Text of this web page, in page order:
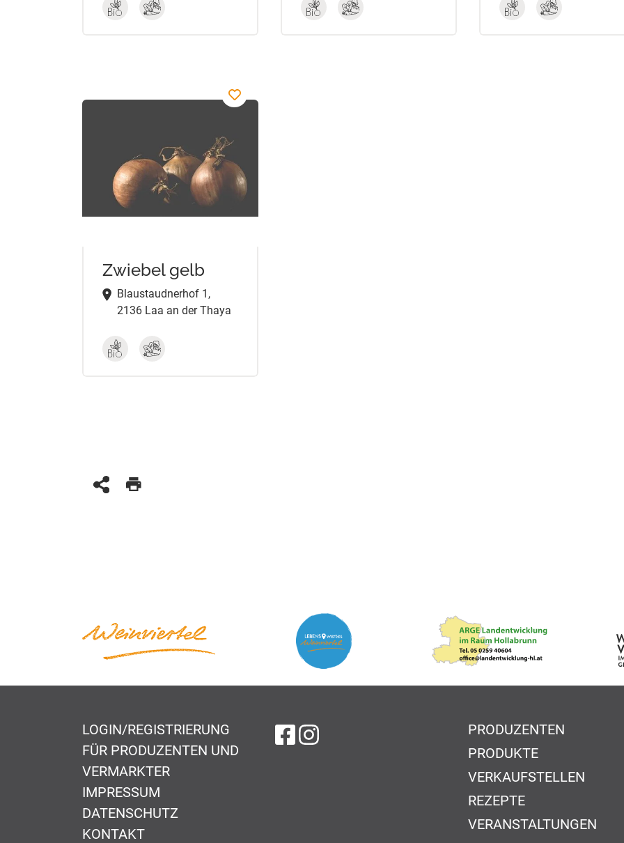
Zwiebel gelb
Blaustaudnerhof 1,
2136 Laa an der Thaya
LOGIN/REGISTRIERUNG
FÜR PRODUZENTEN UND
VERMARKTER
IMPRESSUM
DATENSCHUTZ
KONTAKT
auf Facebook
auf Instagram
PRODUZENTEN
PRODUKTE
VERKAUFSTELLEN
REZEPTE
VERANSTALTUNGEN